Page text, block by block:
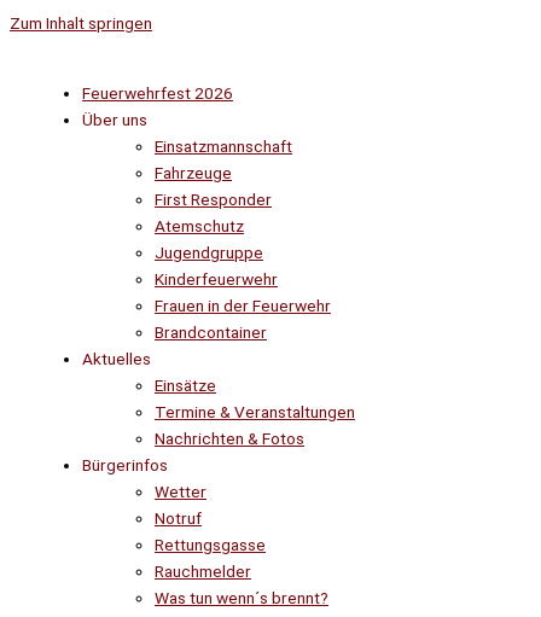
Zum Inhalt springen
Feuerwehrfest 2026
Über uns
Einsatzmannschaft
Fahrzeuge
First Responder
Atemschutz
Jugendgruppe
Kinderfeuerwehr
Frauen in der Feuerwehr
Brandcontainer
Aktuelles
Einsätze
Termine & Veranstaltungen
Nachrichten & Fotos
Bürgerinfos
Wetter
Notruf
Rettungsgasse
Rauchmelder
Was tun wenn´s brennt?